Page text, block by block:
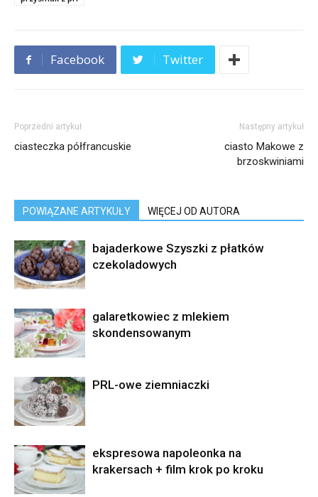
Facebook Twitter
Poprzedni artykuł
ciasteczka półfrancuskie
Następny artykuł
ciasto Makowe z
brzoskwiniami
POWIĄZANE ARTYKUŁY WIĘCEJ OD AUTORA
bajaderkowe Szyszki z płatków
czekoladowych
galaretkowiec z mlekiem
skondensowanym
PRL-owe ziemniaczki
ekspresowa napoleonka na
krakersach + film krok po kroku